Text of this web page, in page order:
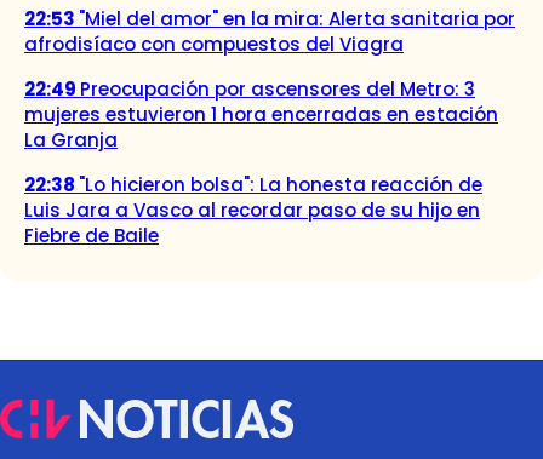
22:53 "Miel del amor" en la mira: Alerta sanitaria por
afrodisíaco con compuestos del Viagra
22:49 Preocupación por ascensores del Metro: 3
mujeres estuvieron 1 hora encerradas en estación
La Granja
22:38 "Lo hicieron bolsa": La honesta reacción de
Luis Jara a Vasco al recordar paso de su hijo en
Fiebre de Baile